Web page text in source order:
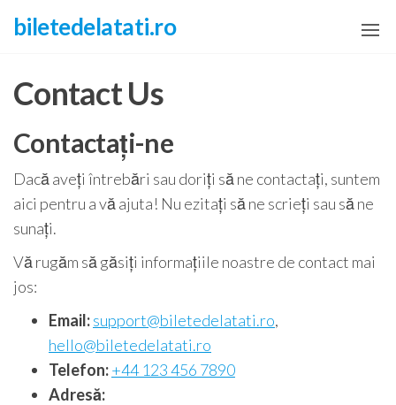
content
biletedelatati.ro
Contact Us
Contactați-ne
Dacă aveți întrebări sau doriți să ne contactați, suntem
aici pentru a vă ajuta! Nu ezitați să ne scrieți sau să ne
sunați.
Vă rugăm să găsiți informațiile noastre de contact mai
jos:
Email:support@biletedelatati.ro,
hello@biletedelatati.ro
Telefon:+44 123 456 7890
Adresă: